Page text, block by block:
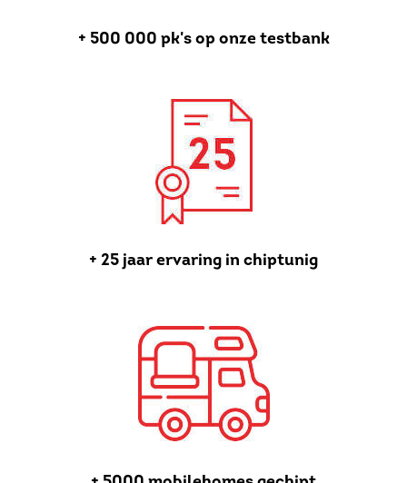
+ 500 000 pk's op onze testbank
+ 25 jaar ervaring in chiptunig